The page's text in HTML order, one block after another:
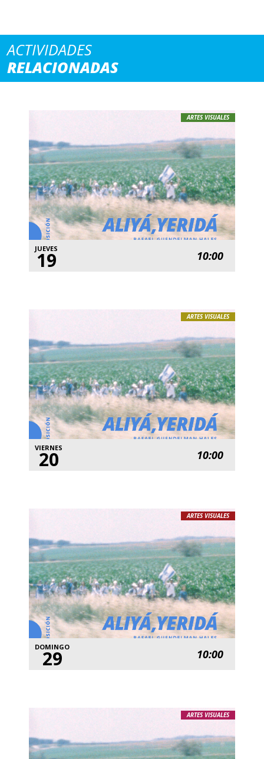
ACTIVIDADES
RELACIONADAS
ARTES VISUALES
JUEVES
19 10:00
ARTES VISUALES
VIERNES
20 10:00
ARTES VISUALES
DOMINGO
29 10:00
ARTES VISUALES